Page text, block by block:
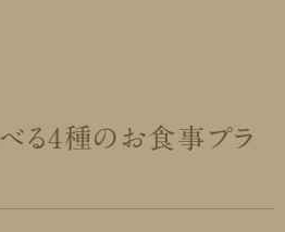
る4種のお食事プラ